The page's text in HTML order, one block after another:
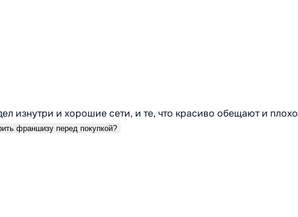
изнутри и хорошие сети, и те, что красиво обещают и
франшизу перед покупкой?